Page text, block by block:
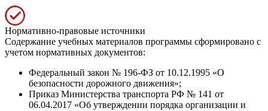
Нормативно-правовые источники
Содержание учебных материалов программы сформировано с
учетом нормативных документов:
Федеральный закон № 196-ФЗ от 10.12.1995 «О
безопасности дорожного движения»;
Приказ Министерства транспорта РФ № 141 от
06.04.2017 «Об утверждении порядка организации и